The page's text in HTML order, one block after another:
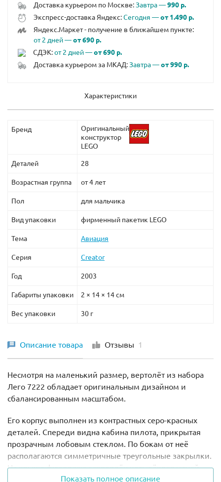
Доставка курьером по Москве:Завтра —990 р.
Экспресс-доставка Яндекс:Сегодня —от 1.490 р.
Яндекс.Маркет - получение в ближайшем пункте:
от 2 дней —от 690 р.
СДЭК:от 2 дней —от 690 р.
Доставка курьером за МКАД:Завтра —от 990 р.
Характеристики
Бренд
Оригинальный
конструктор
LEGO
Деталей 28
Возрастная группа от 4 лет
Пол для мальчика
Вид упаковки фирменный пакетик LEGO
Тема Авиация
Серия Creator
Год 2003
Габариты упаковки 2 × 14 × 14 см
Вес упаковки 30 г
Описание товара Отзывы 1
Несмотря на маленький размер, вертолёт из набора
Лего 7222 обладает оригинальным дизайном и
сбалансированным масштабом.
Его корпус выполнен из контрастных серо-красных
деталей. Спереди видна кабина пилота, прикрытая
прозрачным лобовым стеклом. По бокам от неё
располагаются симметричные треугольные закрылки.
На крыше фюзеляжа закреплён четырёхлопастной
винт, а на хвосте поблёскивает сигнальный огонь.
Показать полное описание